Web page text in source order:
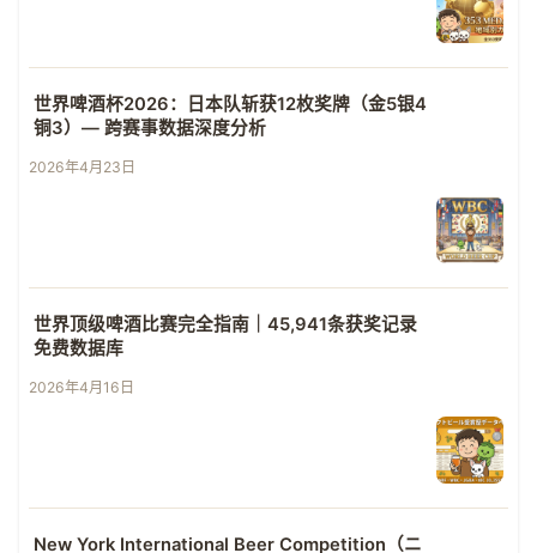
世界啤酒杯2026：日本队斩获12枚奖牌（金5银4
铜3）— 跨赛事数据深度分析
2026年4月23日
世界顶级啤酒比赛完全指南｜45,941条获奖记录
免费数据库
2026年4月16日
New York International Beer Competition（ニ